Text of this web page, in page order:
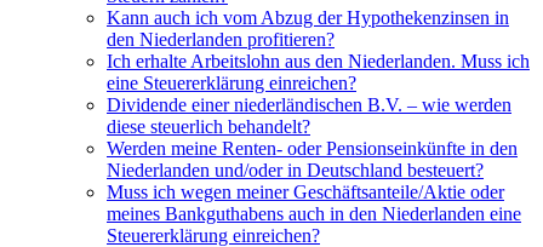
Kann auch ich vom Abzug der Hypothekenzinsen in
den Niederlanden profitieren?
Ich erhalte Arbeitslohn aus den Niederlanden. Muss ich
eine Steuererklärung einreichen?
Dividende einer niederländischen B.V. – wie werden
diese steuerlich behandelt?
Werden meine Renten- oder Pensionseinkünfte in den
Niederlanden und/oder in Deutschland besteuert?
Muss ich wegen meiner Geschäftsanteile/Aktie oder
meines Bankguthabens auch in den Niederlanden eine
Steuererklärung einreichen?